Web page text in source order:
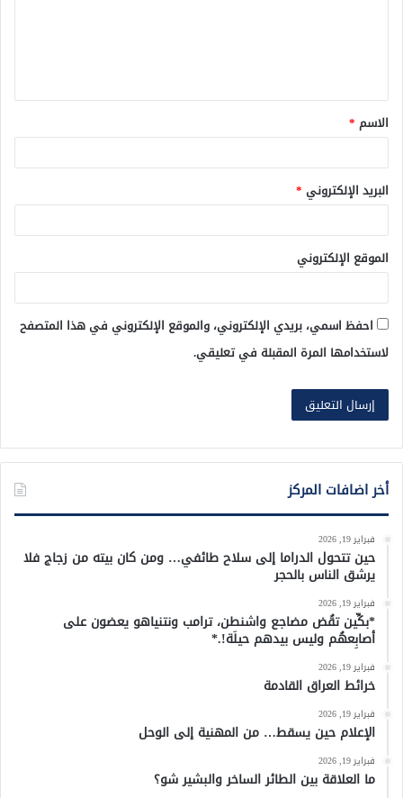
ق
*
الاسم *
البريد الإلكتروني *
الموقع الإلكتروني
احفظ اسمي، بريدي الإلكتروني، والموقع الإلكتروني في هذا المتصفح
لاستخدامها المرة المقبلة في تعليقي.
أخر اضافات المركز
فبراير 19, 2026
حين تتحول الدراما إلى سلاح طائفي… ومن كان بيته من زجاج فلا
يرشق الناس بالحجر
فبراير 19, 2026
*بكِّين تقُض مضاجع واشنطن، ترامب ونتنياهو يعضون على
أصابِعهُم وليس بيدهم حيلَة!.*
فبراير 19, 2026
خرائط العراق القادمة
فبراير 19, 2026
الإعلام حين يسقط… من المهنية إلى الوحل
فبراير 19, 2026
ما العلاقة بين الطائر الساخر والبشير شو؟